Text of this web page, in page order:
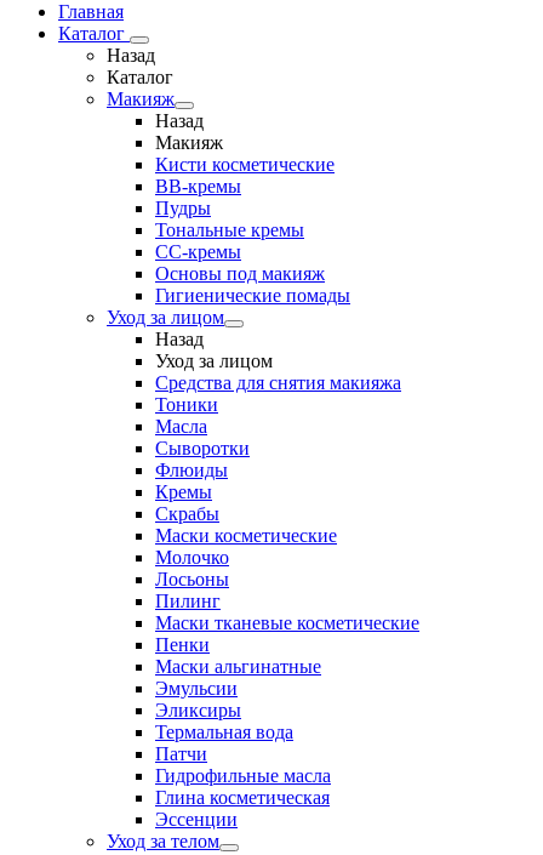
Главная
Каталог
Назад
Каталог
Макияж
Назад
Макияж
Кисти косметические
BB-кремы
Пудры
Тональные кремы
CC-кремы
Основы под макияж
Гигиенические помады
Уход за лицом
Назад
Уход за лицом
Средства для снятия макияжа
Тоники
Масла
Сыворотки
Флюиды
Кремы
Скрабы
Маски косметические
Молочко
Лосьоны
Пилинг
Маски тканевые косметические
Пенки
Маски альгинатные
Эмульсии
Эликсиры
Термальная вода
Патчи
Гидрофильные масла
Глина косметическая
Эссенции
Уход за телом